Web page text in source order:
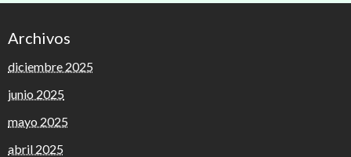
Archivos
diciembre 2025
junio 2025
mayo 2025
abril 2025